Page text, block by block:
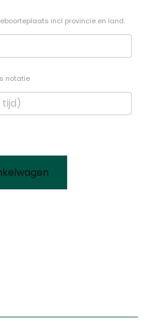
incl provincie en land.
notatie